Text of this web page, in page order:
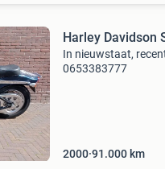
Harley Davidson
In nieuwstaat,
0653383777
2000 91.000 km